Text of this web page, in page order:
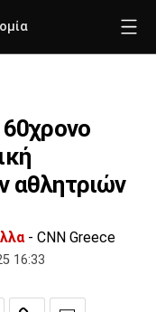
αθλητριών
- CNN Greece
16:33